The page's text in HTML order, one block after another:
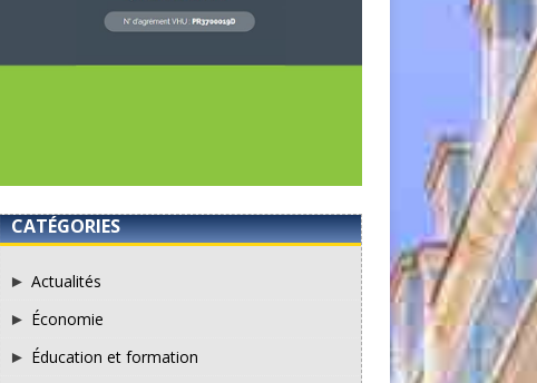
CATÉGORIES
Actualités
Économie
Éducation et formation